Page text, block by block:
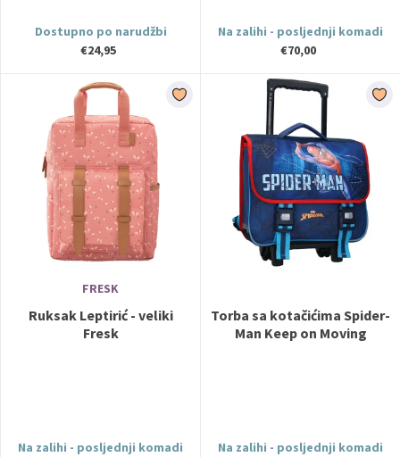
Dostupno po narudžbi
€24,95
Na zalihi - posljednji komadi
€70,00
FRESK
Ruksak Leptirić - veliki
Fresk
Na zalihi - posljednji komadi
Torba sa kotačićima Spider-
Man Keep on Moving
Na zalihi - posljednji komadi